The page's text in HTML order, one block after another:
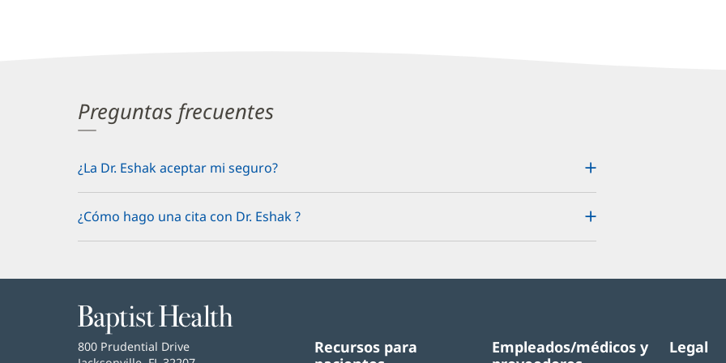
Preguntas frecuentes
¿La Dr. Eshak aceptar mi seguro?
¿Cómo hago una cita con Dr. Eshak ?
Baptist
Health
Baptist
800 Prudential Drive
Recursos para
Empleados/médicos y
Legal